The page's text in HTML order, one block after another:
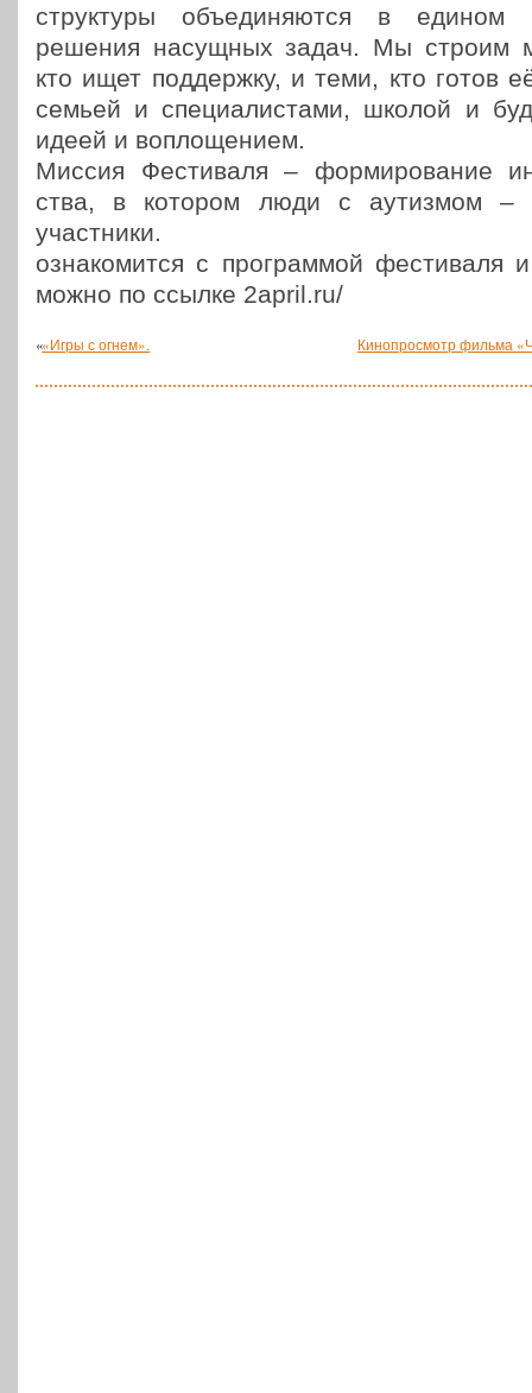
струк­ту­ры объ­еди­ня­ют­ся в едином
решения насущ­ных задач. Мы строим
кто ищет под­держ­ку, и теми, кто готов
семьей и спе­ци­а­ли­ста­ми, школой и
идеей и воплощением.
Миссия Фести­ва­ля – фор­ми­ро­ва­ние
ства, в котором люди с аутиз­мом –
участники.
озна­ко­мит­ся с про­грам­мой фести­ва­ля
можно по ссылке 2april.ru/
««Игры с огнем». Кинопросмотр фильма